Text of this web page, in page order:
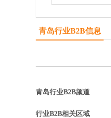
青岛行业B2B信息
青岛行业B2B频道
行业B2B相关区域